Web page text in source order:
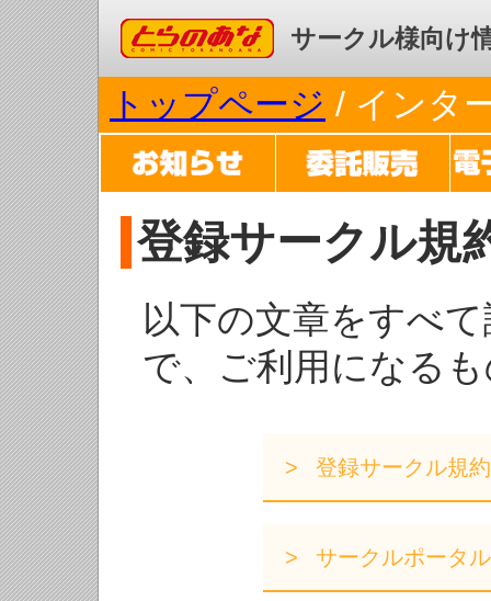
コミックとらのあな サークル様向け
トップページ / インタ
登録サークル規
以下の文章をすべ
で、ご利用になる
登録サークル規約
サークルポータ